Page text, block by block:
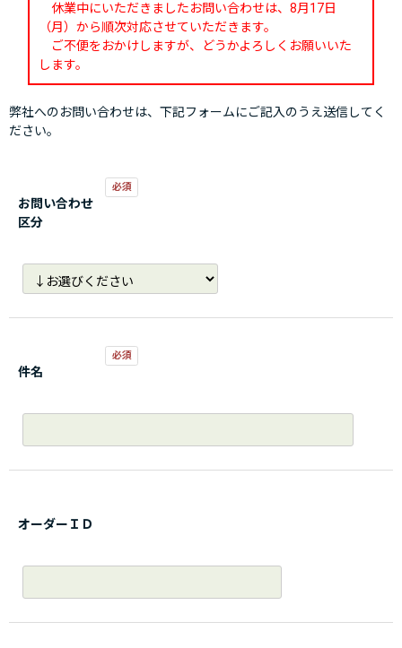
休業中にいただきましたお問い合わせは、8月17日
（月）から順次対応させていただきます。
ご不便をおかけしますが、どうかよろしくお願いいた
します。
弊社へのお問い合わせは、下記フォームにご記入のうえ送信してく
ださい。
お問い合わせ
区分
件名
オーダーＩＤ